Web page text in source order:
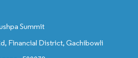
Summit
Financial District, Gachibowli